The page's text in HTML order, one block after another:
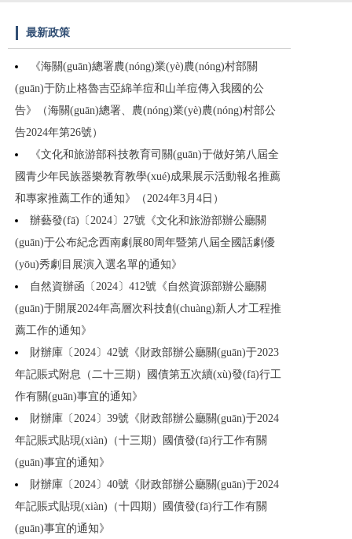
最新政策
《海關(guān)總署農(nóng)業(yè)農(nóng)村部關
(guān)于防止格魯吉亞綿羊痘和山羊痘傳入我國的公
告》（海關(guān)總署、農(nóng)業(yè)農(nóng)村部公
告2024年第26號）
《文化和旅游部科技教育司關(guān)于做好第八屆全
國青少年民族器樂教育教學(xué)成果展示活動報名推薦
和專家推薦工作的通知》（2024年3月4日）
辦藝發(fā)〔2024〕27號《文化和旅游部辦公廳關
(guān)于公布紀念西南劇展80周年暨第八屆全國話劇優
(yōu)秀劇目展演入選名單的通知》
自然資辦函〔2024〕412號《自然資源部辦公廳關
(guān)于開展2024年高層次科技創(chuàng)新人才工程推
薦工作的通知》
財辦庫〔2024〕42號《財政部辦公廳關(guān)于2023
年記賬式附息（二十三期）國債第五次續(xù)發(fā)行工
作有關(guān)事宜的通知》
財辦庫〔2024〕39號《財政部辦公廳關(guān)于2024
年記賬式貼現(xiàn)（十三期）國債發(fā)行工作有關
(guān)事宜的通知》
財辦庫〔2024〕40號《財政部辦公廳關(guān)于2024
年記賬式貼現(xiàn)（十四期）國債發(fā)行工作有關
(guān)事宜的通知》